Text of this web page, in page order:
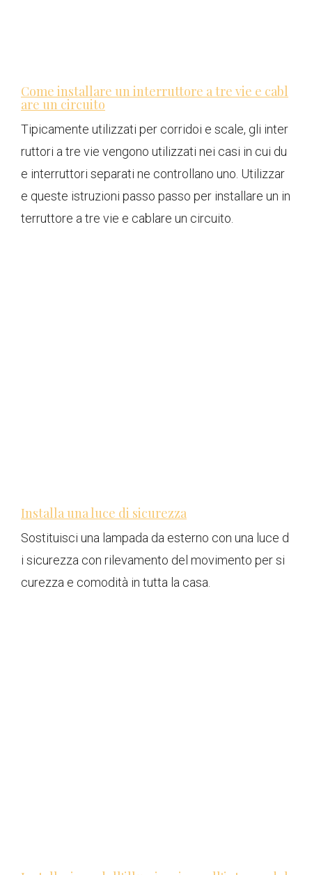
Come installare un interruttore a tre vie e cabl
are un circuito
Tipicamente utilizzati per corridoi e scale, gli inter
ruttori a tre vie vengono utilizzati nei casi in cui du
e interruttori separati ne controllano uno. Utilizzar
e queste istruzioni passo passo per installare un in
terruttore a tre vie e cablare un circuito.
Installa una luce di sicurezza
Sostituisci una lampada da esterno con una luce d
i sicurezza con rilevamento del movimento per si
curezza e comodità in tutta la casa.